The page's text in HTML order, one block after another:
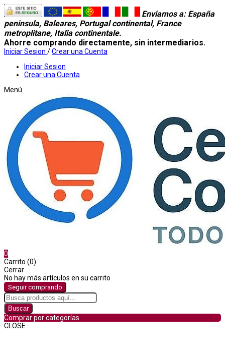
Enviamos a: España
peninsula, Baleares, Portugal continental, France
metroplitane, Italia continentale.
Ahorre comprando directamente, sin intermediarios.
Iniciar Sesion /Crear una Cuenta
Iniciar Sesion
Crear una Cuenta
Menú
0
Carrito (0)
Cerrar
No hay más artículos en su carrito
Seguir comprando
Buscar
Comprar por categorías
CLOSE